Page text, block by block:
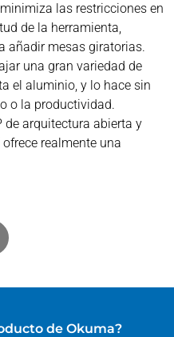
las restricciones en
de la herramienta,
añadir mesas giratorias.
una gran variedad de
el aluminio, y lo hace sin
o la productividad.
de arquitectura abierta y
realmente una
de Okuma?